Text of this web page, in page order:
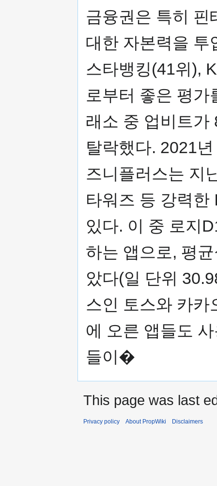
금융권은 특히 핀
대한 자본력을 투
스타뱅킹(41위),
로부터 좋은 평
래소 중 업비트가
탈락했다. 2021
즈니플러스는 지
타워즈 등 강력한
있다. 이 중 로지
하는 앱으로, 평
았다(일 단위
스인 토스와 카카
에 오른 앱들도
들이�
This page was last
Privacy policy About PropWiki Disclaimers